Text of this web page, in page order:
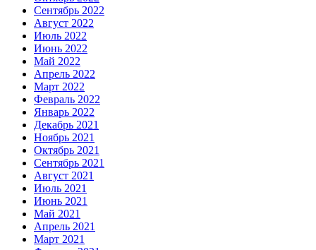
Сентябрь 2022
Август 2022
Июль 2022
Июнь 2022
Май 2022
Апрель 2022
Март 2022
Февраль 2022
Январь 2022
Декабрь 2021
Ноябрь 2021
Октябрь 2021
Сентябрь 2021
Август 2021
Июль 2021
Июнь 2021
Май 2021
Апрель 2021
Март 2021